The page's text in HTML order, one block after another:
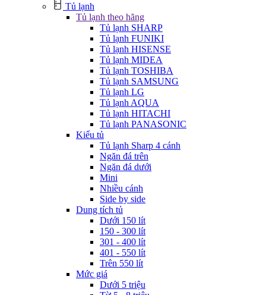
Tủ lạnh
Tủ lạnh theo hãng
Tủ lạnh SHARP
Tủ lạnh FUNIKI
Tủ lạnh HISENSE
Tủ lạnh MIDEA
Tủ lạnh TOSHIBA
Tủ lạnh SAMSUNG
Tủ lạnh LG
Tủ lạnh AQUA
Tủ lạnh HITACHI
Tủ lạnh PANASONIC
Kiểu tủ
Tủ lạnh Sharp 4 cánh
Ngăn đá trên
Ngăn đá dưới
Mini
Nhiều cánh
Side by side
Dung tích tủ
Dưới 150 lít
150 - 300 lít
301 - 400 lít
401 - 550 lít
Trên 550 lít
Mức giá
Dưới 5 triệu